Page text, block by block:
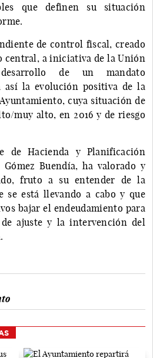
que definen su situación
de control fiscal, creado
central, a iniciativa de la Unión
de un mandato
la evolución positiva de la
cuya situación de
muy alto, en 2016 y de riesgo
de Hacienda y Planificación
Gómez Buendía, ha valorado y
fruto a su entender de la
se está llevando a cabo y que
bajar el endeudamiento para
ajuste y la intervención del